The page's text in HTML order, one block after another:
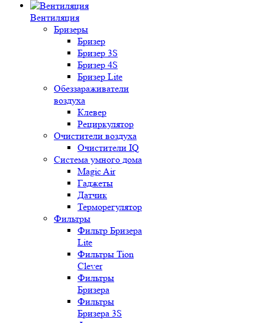
Вентиляция
Бризеры
Бризер
Бризер 3S
Бризер 4S
Бризер Lite
Обеззараживатели
воздуха
Клевер
Рециркулятор
Очистители воздуха
Очистители IQ
Система умного дома
Magic Air
Гаджеты
Датчик
Терморегулятор
Фильтры
Фильтр Бризера
Lite
Фильтры Tion
Clever
Фильтры
Бризера
Фильтры
Бризера 3S